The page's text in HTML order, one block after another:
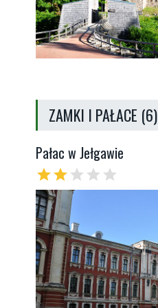
ZAMKI I PAŁACE (6)
Pałac w Jełgawie
starstar star star star